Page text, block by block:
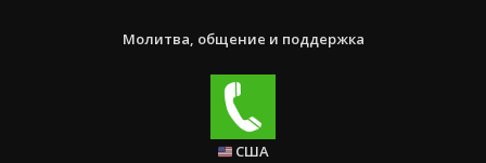
Молитва, общение и поддержка
США